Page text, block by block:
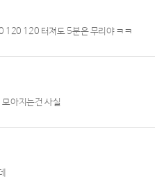
120 120 터져도 5분은 무리야 ㅋㅋ
아지는건 사실